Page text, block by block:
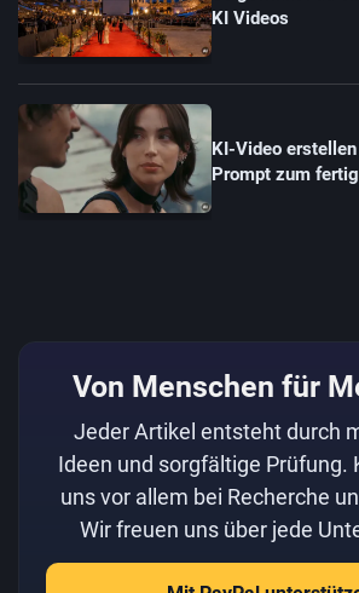
KI Videos
KI-Video
Prompt zum
Von Menschen für
Jeder Artikel entsteht durch
Ideen und sorgfältige Prüfung.
uns vor allem bei Recherche
Wir freuen uns über jede